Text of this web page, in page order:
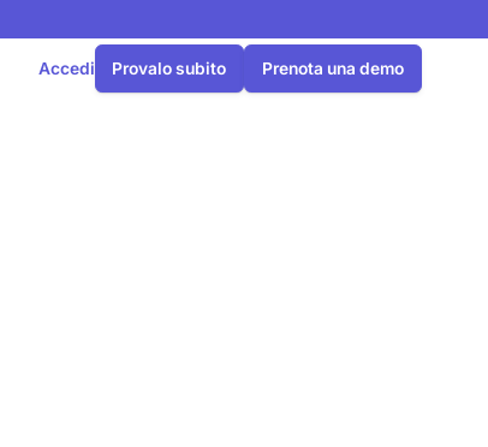
Accedi Provalo subito Prenota una demo